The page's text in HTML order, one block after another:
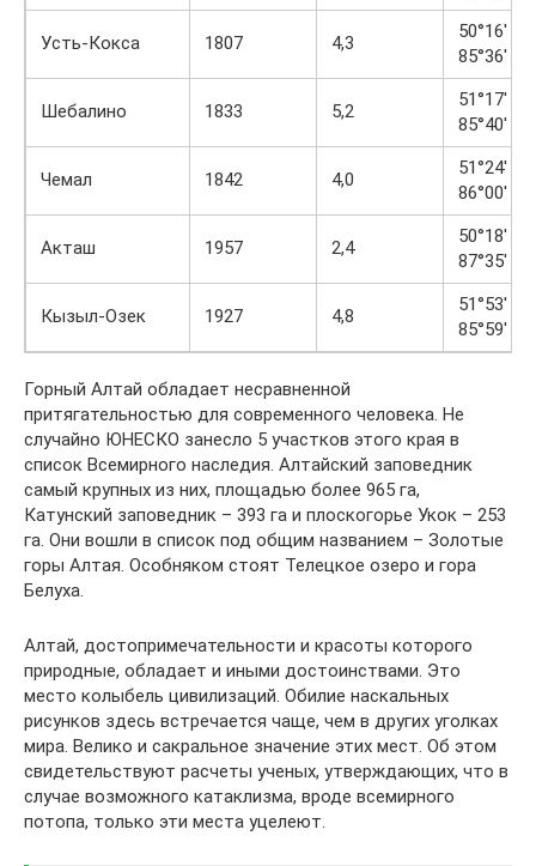
Усть-Кокса 1807 4,3
50°16′ с.
85°36′ в.
Шебалино 1833 5,2
51°17′ с.
85°40′ в.
Чемал 1842 4,0
51°24′ с.
86°00′ в.
Акташ 1957 2,4
50°18′ с.
87°35′ в.
Кызыл-Озек 1927 4,8
51°53′ с.
85°59′ в.
Горный Алтай обладает несравненной
притягательностью для современного человека. Не
случайно ЮНЕСКО занесло 5 участков этого края в
список Всемирного наследия. Алтайский заповедник
самый крупных из них, площадью более 965 га,
Катунский заповедник – 393 га и плоскогорье Укок – 253
га. Они вошли в список под общим названием – Золотые
горы Алтая. Особняком стоят Телецкое озеро и гора
Белуха.
Алтай, достопримечательности и красоты которого
природные, обладает и иными достоинствами. Это
место колыбель цивилизаций. Обилие наскальных
рисунков здесь встречается чаще, чем в других уголках
мира. Велико и сакральное значение этих мест. Об этом
свидетельствуют расчеты ученых, утверждающих, что в
случае возможного катаклизма, вроде всемирного
потопа, только эти места уцелеют.